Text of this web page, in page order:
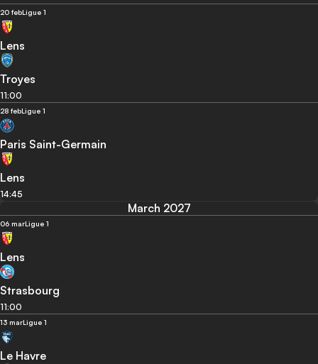
20 febLigue 1
Lens
Troyes
11:00
28 febLigue 1
Paris Saint-Germain
Lens
14:45
March 2027
06 marLigue 1
Lens
Strasbourg
11:00
13 marLigue 1
Le Havre